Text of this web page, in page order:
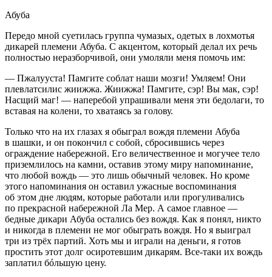
Абуба
Передо мной суетилась группа чумазых, одетых в лохмотья
дикарей племени Абуба. С акцентом, который делал их речь
полностью неразборчивой, они умоляли меня помочь им:
— Пжалууста! Памгите соблат наши мозги! Умляем! Они
плевлатсилис жиижжа. Жиижжа! Памгите, сэр! Вы мак, сэр!
Насщий маг! — наперебой упрашивали меня эти бедолаги, то
вставая на колени, то хватаясь за голову.
Только что на их глазах я обыграл вождя племени Абуба
в шашки, и он покончил с собой, сбросившись через
ограждение набережной. Его величественное и могучее тело
приземлилось на камни, оставив этому миру напоминание,
что любой вождь — это лишь обычный человек. Но кроме
этого напоминания он оставил ужасные воспоминания
об этом дне людям, которые работали или прогуливались
по прекрасной набережной Ла Мер. А самое главное —
бедные дикари Абуба остались без вождя. Как я понял, никто
и никогда в племени не мог обыграть вождя. Но я выиграл
три из трёх партий. Хоть мы и играли на деньги, я готов
простить этот долг осиротевшим дикарям. Все-таки их вождь
заплатил бóльшую цену.